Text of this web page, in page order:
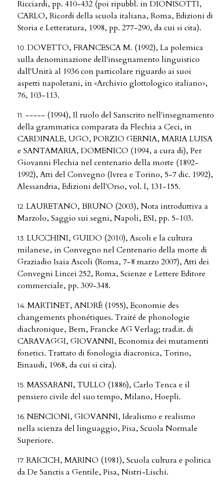
Ricciardi, pp. 410-432 (poi ripubbl. in DIONISOTTI,
CARLO, Ricordi della scuola italiana, Roma, Edizioni di
Storia e Letteratura, 1998, pp. 277-290, da cui si cita).
DOVETTO, FRANCESCA M. (1992), La polemica
sulla denominazione dell'insegnamento linguistico
dall'Unità al 1936 con particolare riguardo ai suoi
aspetti napoletani, in «Archivio glottologico italiano»,
76, 103-113.
----- (1994), Il ruolo del Sanscrito nell'insegnamento
della grammatica comparata da Flechia a Ceci, in
CARDINALE, UGO, PORZIO GERNIA, MARIA LUISA
e SANTAMARIA, DOMENICO (1994, a cura di), Per
Giovanni Flechia nel centenario della morte (1892-
1992), Atti del Convegno (Ivrea e Torino, 5-7 dic. 1992),
Alessandria, Edizioni dell'Orso, vol. I, 131-155.
LAURETANO, BRUNO (2003), Nota introduttiva a
Marzolo, Saggio sui segni, Napoli, ESI, pp. 5-103.
LUCCHINI, GUIDO (2010), Ascoli e la cultura
milanese, in Convegno nel Centenario della morte di
Graziadio Isaia Ascoli (Roma, 7-8 marzo 2007), Atti dei
Convegni Lincei 252, Roma, Scienze e Lettere Editore
commerciale, pp. 309-348.
MARTINET, ANDRÉ (1955), Economie des
changements phonétiques. Traité de phonologie
diachronique, Bern, Francke AG Verlag; trad.it. di
CARAVAGGI, GIOVANNI, Economia dei mutamenti
fonetici. Trattato di fonologia diacronica, Torino,
Einaudi, 1968, da cui si cita).
MASSARANI, TULLO (1886), Carlo Tenca e il
pensiero civile del suo tempo, Milano, Hoepli.
NENCIONI, GIOVANNI, Idealismo e realismo
nella scienza del linguaggio, Pisa, Scuola Normale
Superiore.
RAICICH, MARINO (1981), Scuola cultura e politica
da De Sanctis a Gentile, Pisa, Nistri-Lischi.